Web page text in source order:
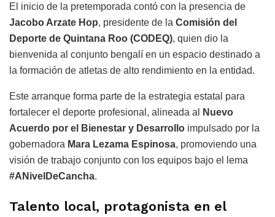
El inicio de la pretemporada contó con la presencia de
Jacobo Arzate Hop, presidente de la Comisión del
Deporte de Quintana Roo (CODEQ), quien dio la
bienvenida al conjunto bengalí en un espacio destinado a
la formación de atletas de alto rendimiento en la entidad.
Este arranque forma parte de la estrategia estatal para
fortalecer el deporte profesional, alineada al
Nuevo
Acuerdo por el Bienestar y Desarrollo impulsado por la
gobernadora Mara Lezama Espinosa, promoviendo una
visión de trabajo conjunto con los equipos bajo el lema
#ANivelDeCancha.
Talento local, protagonista en el